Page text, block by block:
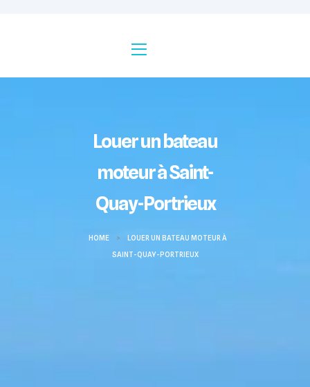
Louer un bateau
moteur à Saint-
Quay-Portrieux
HOME >
LOUER UN BATEAU MOTEUR À
SAINT-QUAY-PORTRIEUX